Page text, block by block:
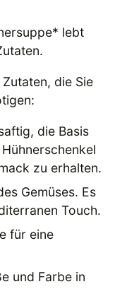
lebt
die Sie
die Basis
zu erhalten.
Gemüses. Es
Touch.
für eine
und Farbe in